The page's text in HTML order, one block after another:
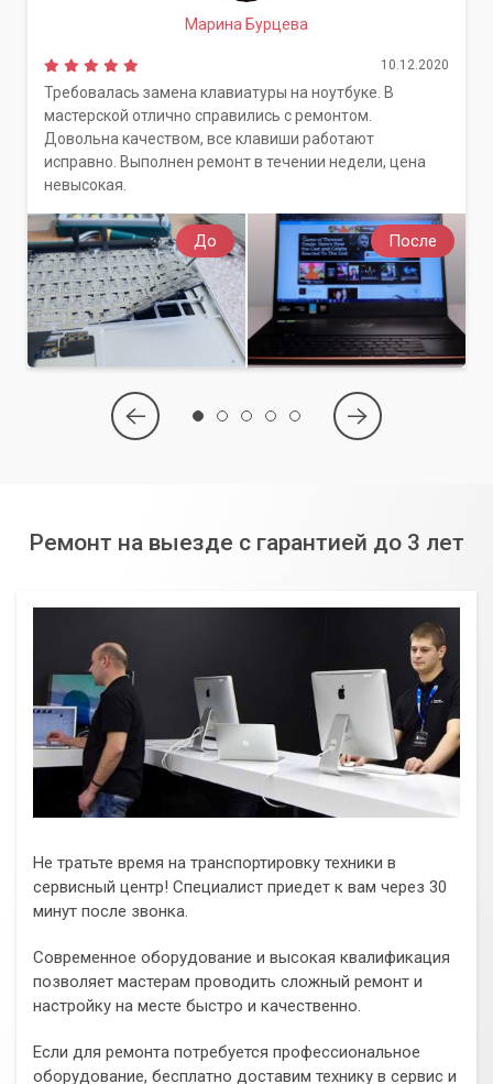
До После
Марина Бурцева
10.12.2020
Требовалась замена клавиатуры на ноутбуке. В
мастерской отлично справились с ремонтом.
Довольна качеством, все клавиши работают
исправно. Выполнен ремонт в течении недели, цена
невысокая.
Ремонт на выезде с гарантией до 3 лет
Не тратьте время на транспортировку техники в
сервисный центр! Специалист приедет к вам через 30
минут после звонка.
Современное оборудование и высокая квалификация
позволяет мастерам проводить сложный ремонт и
настройку на месте быстро и качественно.
Если для ремонта потребуется профессиональное
оборудование, бесплатно доставим технику в сервис и